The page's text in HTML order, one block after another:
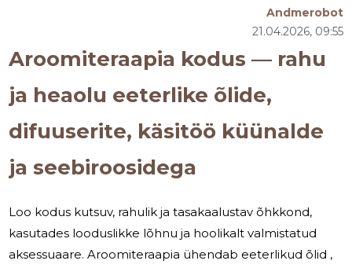
Aroomiteraapia kodus — rahu
ja heaolu eeterlike õlide,
difuuserite, käsitöö küünalde
ja seebiroosidega
21.04.2026, 09:55
Andmerobot
Loo kodus kutsuv, rahulik ja tasakaalustav õhkkond,
kasutades looduslikke lõhnu ja hoolikalt valmistatud
aksessuaare. Aroomiteraapia ühendab eeterlikud õlid ,